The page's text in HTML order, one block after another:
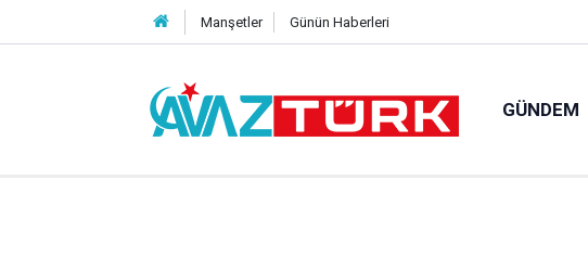
Manşetler Günün Haberleri
GÜNDEM